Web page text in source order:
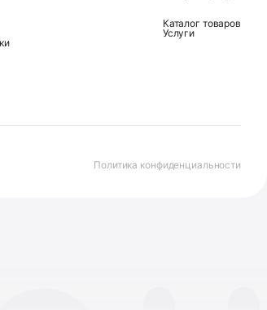
Каталог товаров
Услуги
Политика конфиденциальности